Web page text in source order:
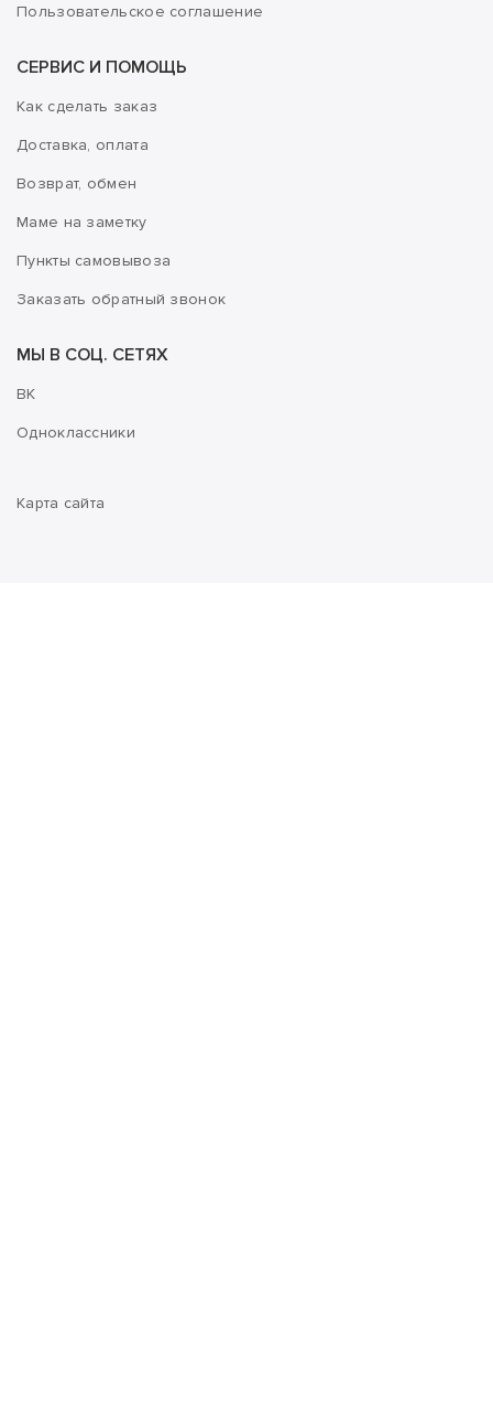
Пользовательское соглашение
СЕРВИС И ПОМОЩЬ
Как сделать заказ
Доставка, оплата
Возврат, обмен
Маме на заметку
Пункты самовывоза
Заказать обратный звонок
МЫ В СОЦ. СЕТЯХ
ВК
Одноклассники
Карта сайта